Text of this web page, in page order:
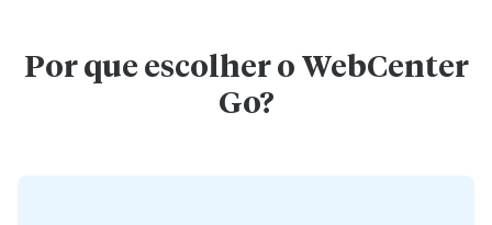
Por que escolher o WebCenter
Go?